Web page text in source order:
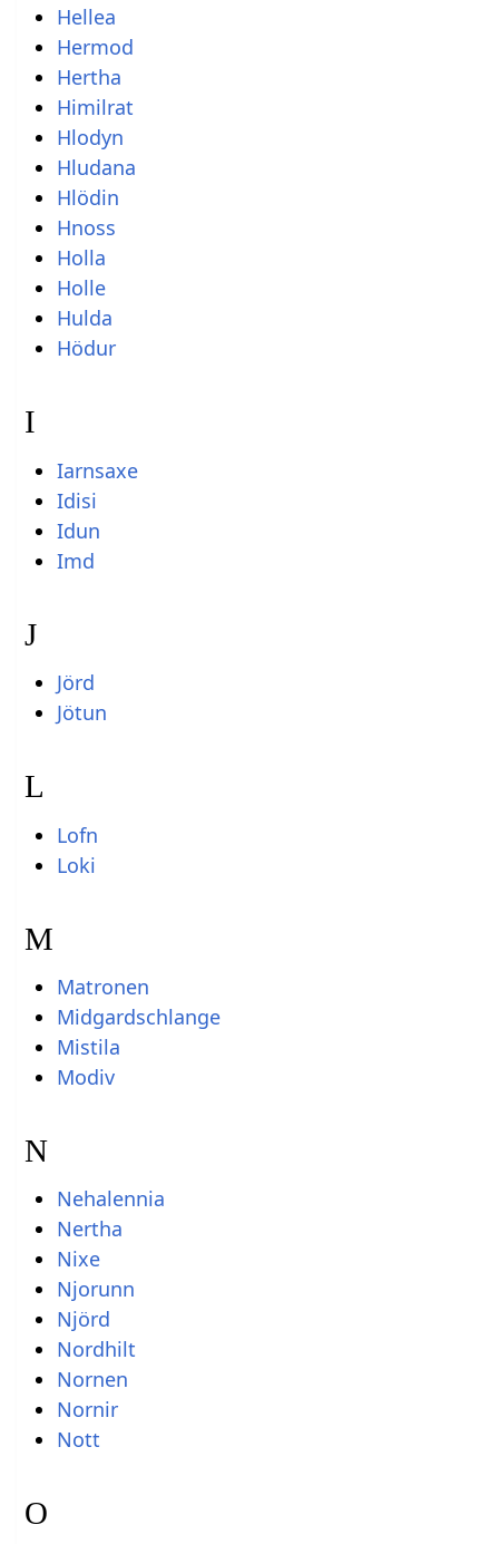
Hellea
Hermod
Hertha
Himilrat
Hlodyn
Hludana
Hlödin
Hnoss
Holla
Holle
Hulda
Hödur
I
Iarnsaxe
Idisi
Idun
Imd
J
Jörd
Jötun
L
Lofn
Loki
M
Matronen
Midgardschlange
Mistila
Modiv
N
Nehalennia
Nertha
Nixe
Njorunn
Njörd
Nordhilt
Nornen
Nornir
Nott
O